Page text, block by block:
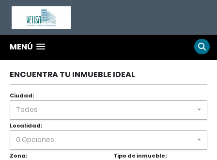
MENÚ
ENCUENTRA TU INMUEBLE IDEAL
Ciudad:
Todos
Localidad:
0 Opciones
Zona: Tipo de inmueble: